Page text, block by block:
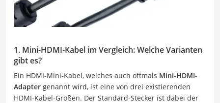
1. Mini-HDMI-Kabel im Vergleich: Welche Varianten
gibt es?
Ein HDMI-Mini-Kabel, welches auch oftmals Mini-HDMI-
Adapter genannt wird, ist eine von drei existierenden
HDMI-Kabel-Größen. Der Standard-Stecker ist dabei der